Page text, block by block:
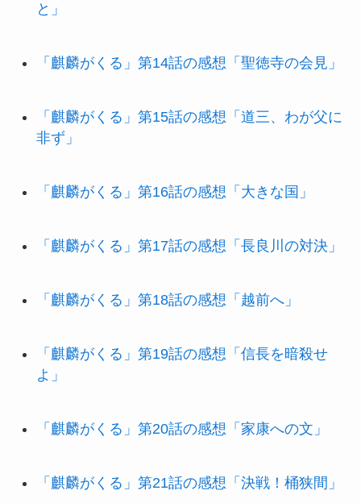
と」
「麒麟がくる」第14話の感想「聖徳寺の会見」
「麒麟がくる」第15話の感想「道三、わが父に
非ず」
「麒麟がくる」第16話の感想「大きな国」
「麒麟がくる」第17話の感想「長良川の対決」
「麒麟がくる」第18話の感想「越前へ」
「麒麟がくる」第19話の感想「信長を暗殺せ
よ」
「麒麟がくる」第20話の感想「家康への文」
「麒麟がくる」第21話の感想「決戦！桶狭間」